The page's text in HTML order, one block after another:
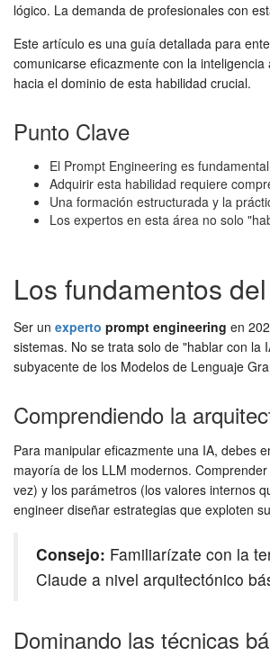
lógico. La demanda de profesionales con
Este artículo es una guía detallada para
comunicarse eficazmente con la
hacia el dominio de esta habilidad crucial.
Punto Clave
El Prompt Engineering es
Adquirir esta habilidad requiere
Una formación estructurada y la
Los expertos en esta área no solo
Los fundamentos
Ser un experto prompt engineering en
sistemas. No se trata solo de "hablar con la
subyacente de los Modelos de Lenguaje
Comprendiendo la
Para manipular eficazmente una IA, debes
mayoría de los LLM modernos.
vez) y los parámetros (los valores internos
engineer diseñar estrategias que exploten
Consejo: Familiarízate con la
Claude a nivel arquitectónico
Dominando las técnicas